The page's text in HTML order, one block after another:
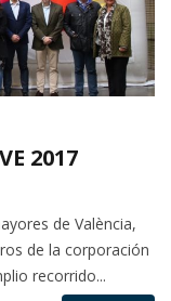
2017
de València,
de la corporación
recorrido...